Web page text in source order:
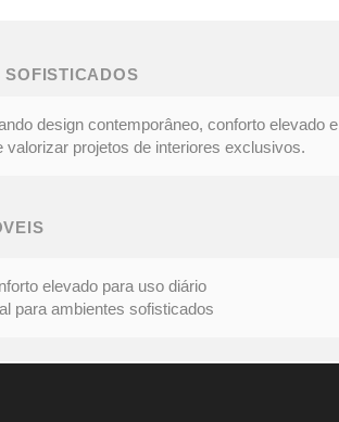
SOFISTICADOS
design contemporâneo, conforto elevado e
projetos de interiores exclusivos.
para uso diário
ambientes sofisticados